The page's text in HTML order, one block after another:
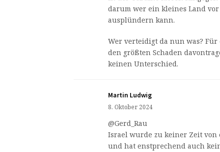
darum wer ein kleines Land
ausplündern kann.
Wer verteidigt da nun was?
den größten Schaden
keinen Unterschied.
Martin Ludwig
8. Oktober 2024
@Gerd_Rau
Israel wurde zu keiner Zeit von
und hat enstprechend auch